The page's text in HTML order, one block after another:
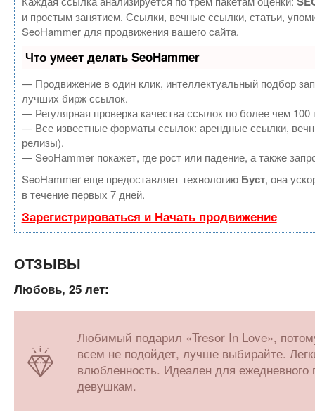
и простым занятием. Ссылки, вечные ссылки, статьи,
SeoHammer для продвижения вашего сайта.
Что умеет делать SeoHammer
— Продвижение в один клик, интеллектуальный подбор
лучших бирж ссылок.
— Регулярная проверка качества ссылок по более чем
— Все известные форматы ссылок: арендные ссылки,
релизы).
— SeoHammer покажет, где рост или падение, а также
SeoHammer еще предоставляет технологию Буст, она
в течение первых 7 дней.
Зарегистрироваться и Начать продвижение
ОТЗЫВЫ
Любовь, 25 лет:
Любимый подарил «Tresor In Love»,
всем не подойдет, лучше выбирайте.
влюбленность. Идеален для
девушкам.